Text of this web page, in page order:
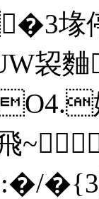
堟
袃
媨
~